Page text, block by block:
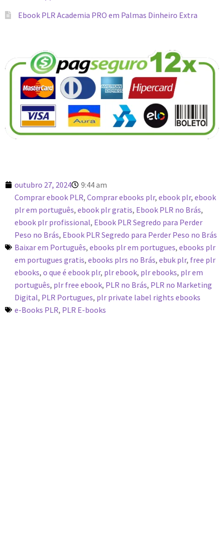
Ebook PLR Academia PRO em Palmas Dinheiro Extra
outubro 27, 2024
9:44 am
Comprar ebook PLR, Comprar ebooks plr, ebook plr, ebook
plr em português, ebook plr gratis, Ebook PLR no Brás,
ebook plr profissional, Ebook PLR Segredo para Perder
Peso no Brás, Ebook PLR Segredo para Perder Peso no Brás
Baixar em Português, ebooks plr em portugues, ebooks plr
em portugues gratis, ebooks plrs no Brás, ebuk plr, free plr
ebooks, o que é ebook plr, plr ebook, plr ebooks, plr em
português, plr free ebook, PLR no Brás, PLR no Marketing
Digital, PLR Portugues, plr private label rights ebooks
e-Books PLR, PLR E-books